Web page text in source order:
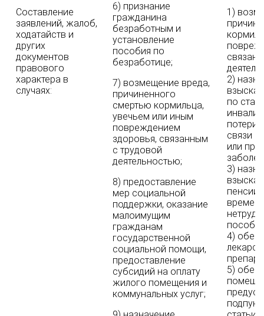
6) признание
гражданина
безработным и
установление
пособия по
безработице;
7) возмещение вреда,
причиненного
смертью кормильца,
увечьем или иным
повреждением
здоровья, связанным
с трудовой
деятельностью;
8) предоставление
мер социальной
поддержки, оказание
малоимущим
гражданам
государственной
социальной помощи,
предоставление
субсидий на оплату
жилого помещения и
коммунальных услуг;
Составление
заявлений, жалоб,
ходатайств и
других
документов
правового
характера в
случаях:
1)
2)
по
потери
связи
или
3)
4)
5)